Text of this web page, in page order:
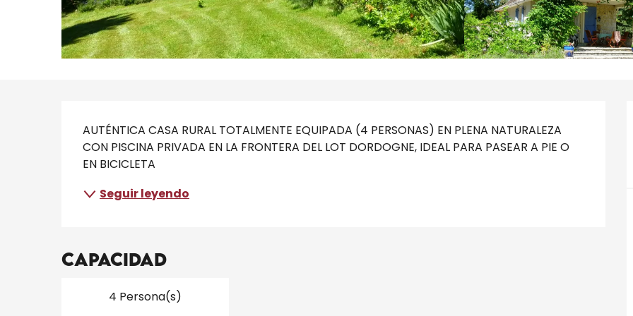
Descripción
AUTÉNTICA CASA RURAL TOTALMENTE EQUIPADA (4 PERSONAS) EN PLENA NATURALEZA
CON PISCINA PRIVADA EN LA FRONTERA DEL LOT DORDOGNE, IDEAL PARA PASEAR A PIE O
EN BICICLETA
Seguir leyendo
Capacidad
4 Persona(s)